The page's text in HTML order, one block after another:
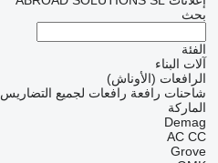
بحث
الفئة
آلات البناء
الرافعات (الأوناش)
شاحنات رافعة رافعات لجميع التضاريس
الماركة
Demag
AC CC
Grove